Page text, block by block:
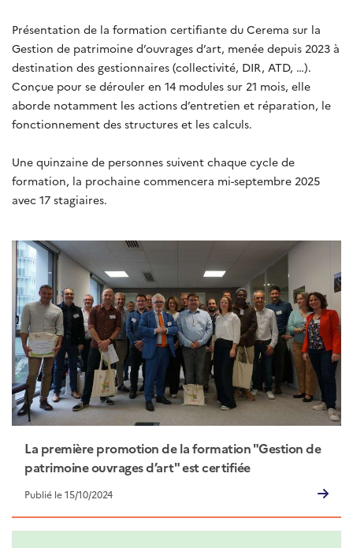
Présentation de la formation certifiante du Cerema sur la
Gestion de patrimoine d’ouvrages d’art, menée depuis 2023 à
destination des gestionnaires (collectivité, DIR, ATD, …).
Conçue pour se dérouler en 14 modules sur 21 mois, elle
aborde notamment les actions d’entretien et réparation, le
fonctionnement des structures et les calculs.
Une quinzaine de personnes suivent chaque cycle de
formation, la prochaine commencera mi-septembre 2025
avec 17 stagiaires.
La première promotion de la formation "Gestion de
patrimoine ouvrages d’art" est certifiée
Publié le 15/10/2024